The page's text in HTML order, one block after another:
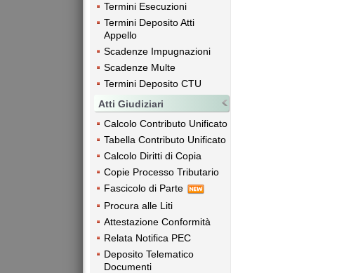
Termini Esecuzioni
Termini Deposito Atti
Appello
Scadenze Impugnazioni
Scadenze Multe
Termini Deposito CTU
Atti Giudiziari
Calcolo Contributo Unificato
Tabella Contributo Unificato
Calcolo Diritti di Copia
Copie Processo Tributario
Fascicolo di Parte
Procura alle Liti
Attestazione Conformità
Relata Notifica PEC
Deposito Telematico
Documenti